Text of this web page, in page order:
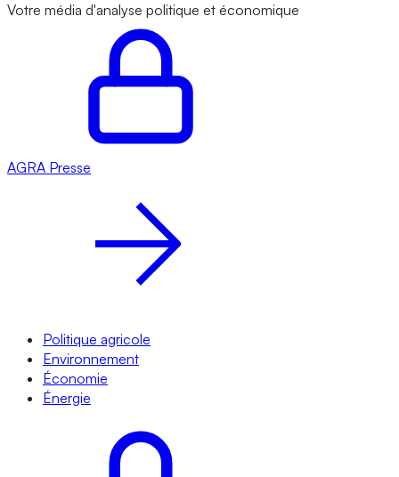
Votre média d'analyse politique et économique
AGRA Presse
Politique agricole
Environnement
Économie
Énergie